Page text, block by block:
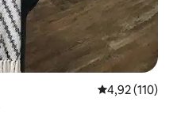
Note
4,92 (110)